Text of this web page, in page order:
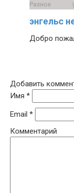
Разное
энгельс
Добро
Добавить
Имя *
Email *
Комментарий